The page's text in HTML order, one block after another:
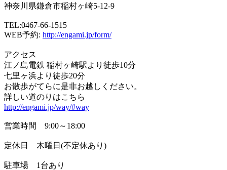
神奈川県鎌倉市稲村ヶ崎5-12-9
TEL:0467-66-1515
WEB予約: http://engami.jp/form/
アクセス
江ノ島電鉄 稲村ヶ崎駅より徒歩10分
七里ヶ浜より徒歩20分
お散歩がてらに是非お越しください。
詳しい道のりはこちら
http://engami.jp/way/#way
営業時間 9:00～18:00
定休日 木曜日(不定休あり)
駐車場 1台あり